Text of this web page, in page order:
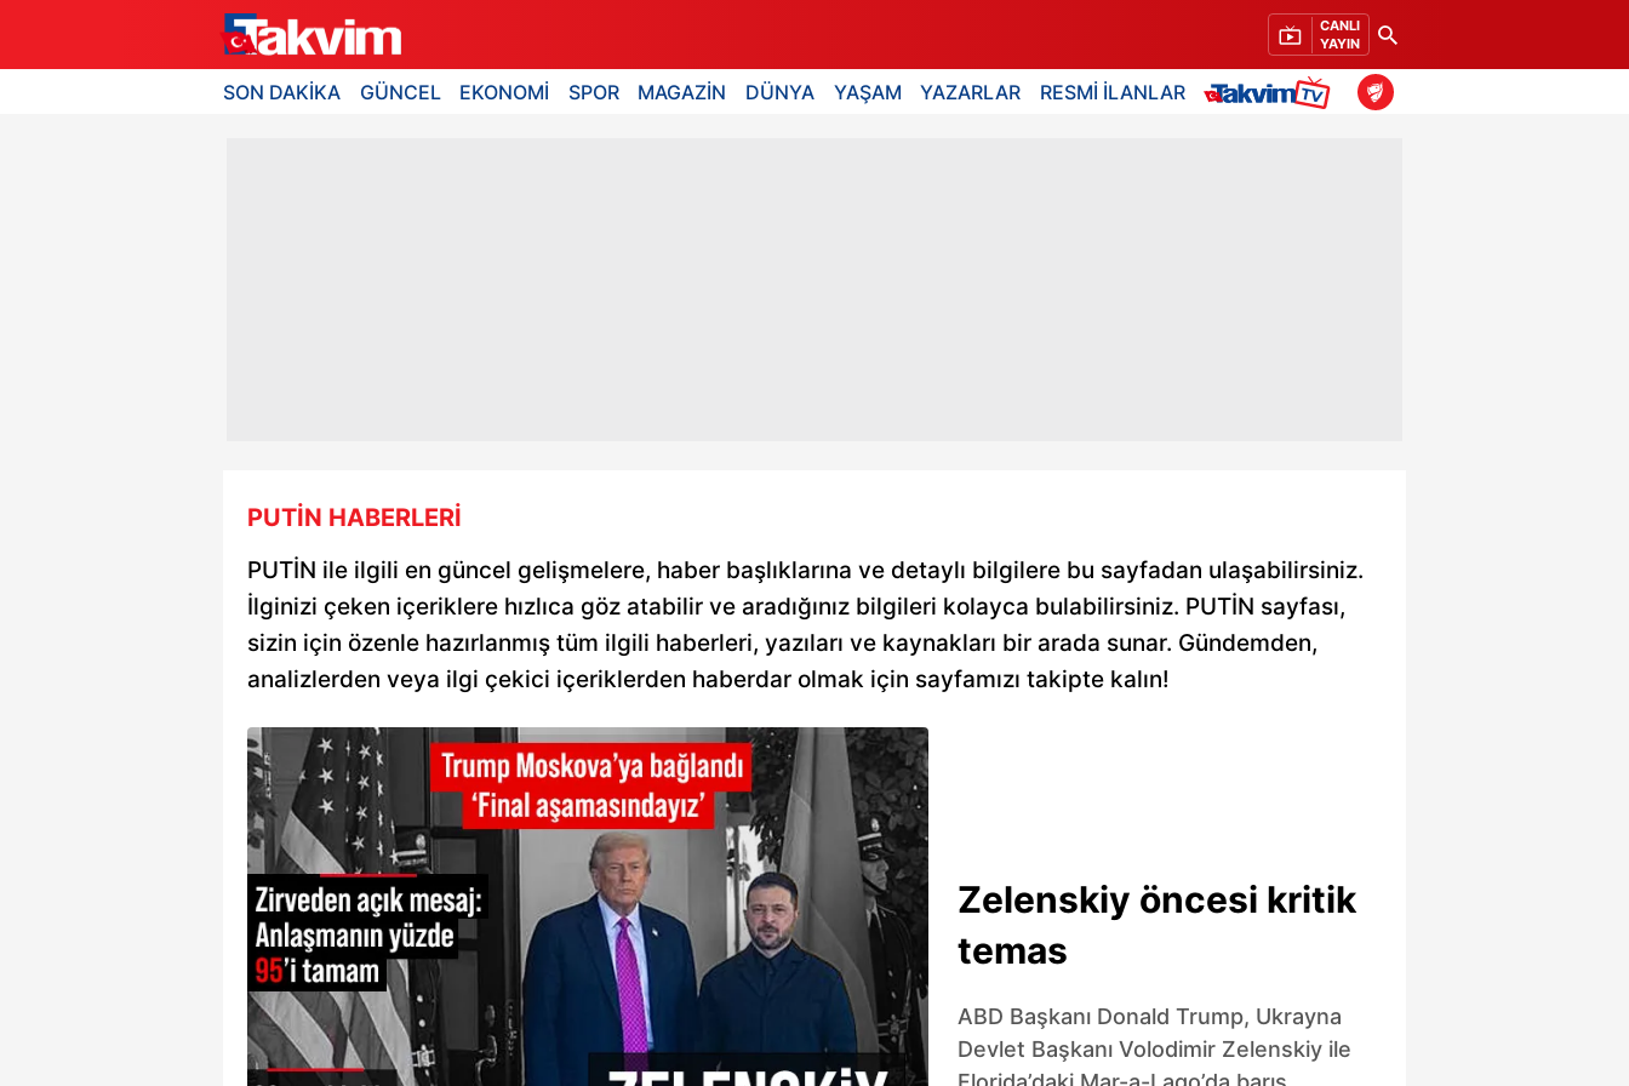
CANLI
YAYIN
SON DAKİKA GÜNCEL EKONOMİ SPOR MAGAZİN DÜNYA YAŞAM YAZARLAR RESMİ İLANLAR
PUTİN HABERLERİ
PUTİN ile ilgili en güncel gelişmelere, haber başlıklarına ve detaylı bilgilere bu sayfadan ulaşabilirsiniz.
İlginizi çeken içeriklere hızlıca göz atabilir ve aradığınız bilgileri kolayca bulabilirsiniz. PUTİN sayfası,
sizin için özenle hazırlanmış tüm ilgili haberleri, yazıları ve kaynakları bir arada sunar. Gündemden,
analizlerden veya ilgi çekici içeriklerden haberdar olmak için sayfamızı takipte kalın!
Zelenskiy öncesi kritik
temas
ABD Başkanı Donald Trump, Ukrayna
Devlet Başkanı Volodimir Zelenskiy ile